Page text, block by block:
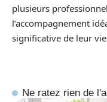
plusieurs
l’accompagnement
significative de leur
Ne ratez rien de